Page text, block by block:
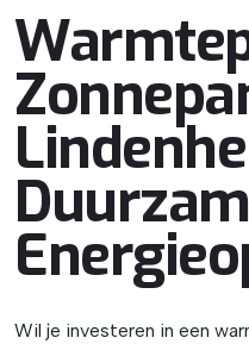
Wil je investeren in een